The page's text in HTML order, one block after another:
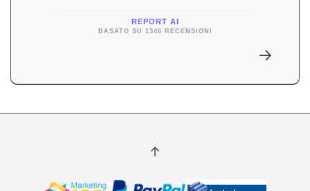
REPORT AI
BASATO SU 1346 RECENSIONI